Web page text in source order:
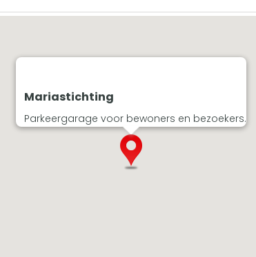
Mariastichting
Parkeergarage voor bewoners en bezoekers.